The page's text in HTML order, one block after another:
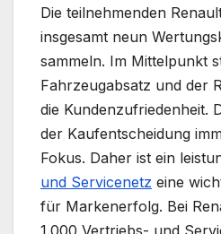
Die teilnehmenden
insgesamt neun
sammeln. Im Mittelpunkt
Fahrzeugabsatz und der
die Kundenzufriedenheit.
der Kaufentscheidung
Fokus. Daher ist ein
und Servicenetz eine
für Markenerfolg. Bei
1.000 Vertriebs- und